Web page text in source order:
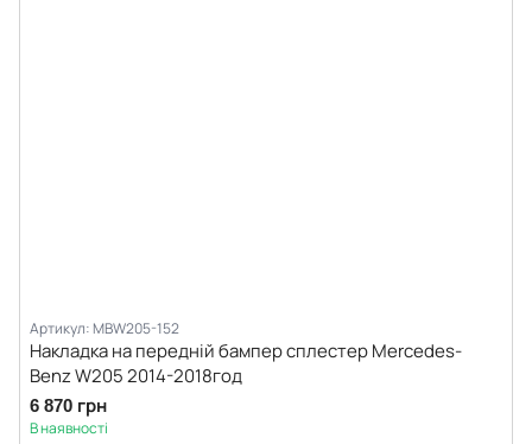
Артикул: MBW205-152
Накладка на передній бампер сплестер Mercedes-
Benz W205 2014-2018год
6 870 грн
В наявності